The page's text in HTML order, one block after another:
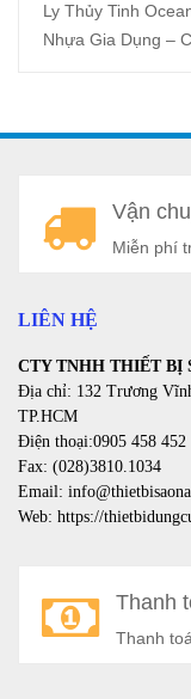
Ly Thủy Tinh
Nhựa Gia Dụng –
Vận
Miễn phí
LIÊN HỆ
CTY TNHH THIẾT BỊ
Địa chỉ: 132 Trương
TP.HCM
Điện thoại:0905 458 452
Fax: (028)3810.1034
Email:
Web: https://
Thanh
Thanh